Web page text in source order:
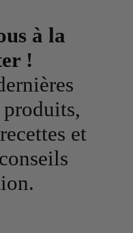
à la
!
et